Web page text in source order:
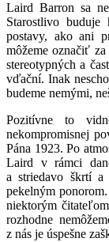
Laird Barron sa
Starostlivo
postavy, ako ani
môžeme označiť
stereotypných a
vďační. Inak
budeme nemými,
Pozitívne to
nekompromisnej
Pána 1923. Po
Laird v rámci
a striedavo škrtí
pekelným
niektorým
rozhodne
z nás je úspešne